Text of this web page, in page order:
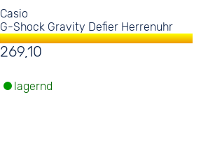
Casio
G-Shock Gravity Defier Herrenuhr
269,10
lagernd